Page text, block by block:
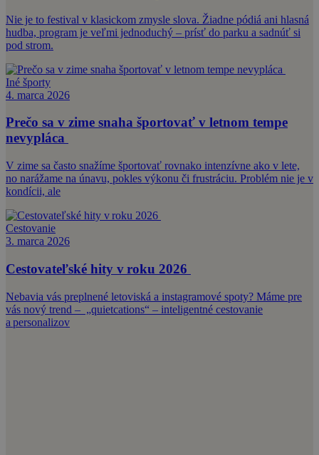
Nie je to festival v klasickom zmysle slova. Žiadne pódiá ani hlasná
hudba, program je veľmi jednoduchý – prísť do parku a sadnúť si
pod strom.
Iné športy
4. marca 2026
Prečo sa v zime snaha športovať v letnom tempe
nevypláca
V zime sa často snažíme športovať rovnako intenzívne ako v lete,
no narážame na únavu, pokles výkonu či frustráciu. Problém nie je v
kondícii, ale
Cestovanie
3. marca 2026
Cestovateľské hity v roku 2026
Nebavia vás preplnené letoviská a instagramové spoty? Máme pre
vás nový trend – „quietcations“ – inteligentné cestovanie
a personalizov